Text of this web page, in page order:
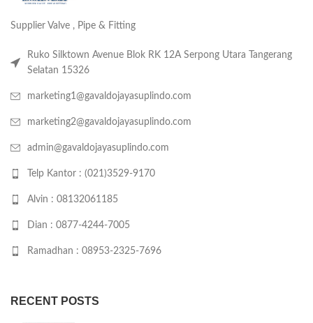
Supplier Valve , Pipe & Fitting
Ruko Silktown Avenue Blok RK 12A Serpong Utara Tangerang
Selatan 15326
marketing1@gavaldojayasuplindo.com
marketing2@gavaldojayasuplindo.com
admin@gavaldojayasuplindo.com
Telp Kantor : (021)3529-9170
Alvin : 08132061185
Dian : 0877-4244-7005
Ramadhan : 08953-2325-7696
RECENT POSTS